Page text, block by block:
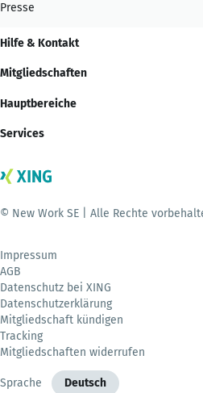
Presse
Hilfe & Kontakt
Mitgliedschaften
Hauptbereiche
Services
© New Work SE | Alle Rechte
Impressum
AGB
Datenschutz bei XING
Datenschutzerklärung
Mitgliedschaft kündigen
Tracking
Mitgliedschaften widerrufen
Sprache Deutsch